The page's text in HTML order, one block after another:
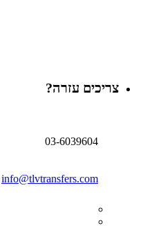
צריכים עזרה?
03-6039604
info@tlvtransfers.com